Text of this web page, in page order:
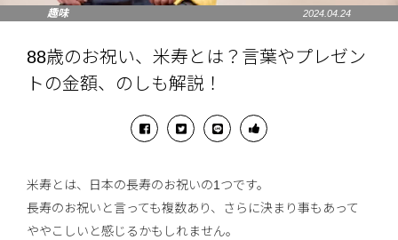
趣味 2024.04.24
88歳のお祝い、米寿とは？言葉やプレゼン
トの金額、のしも解説！
米寿とは、日本の長寿のお祝いの1つです。
長寿のお祝いと言っても複数あり、さらに決まり事もあって
ややこしいと感じるかもしれません。